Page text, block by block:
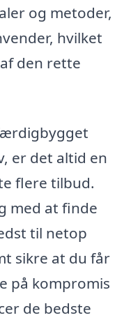
og metoder,
hvilket
den rette
er det altid en
flere tilbud.
med at finde
til netop
sikre at du får
på kompromis
de bedste